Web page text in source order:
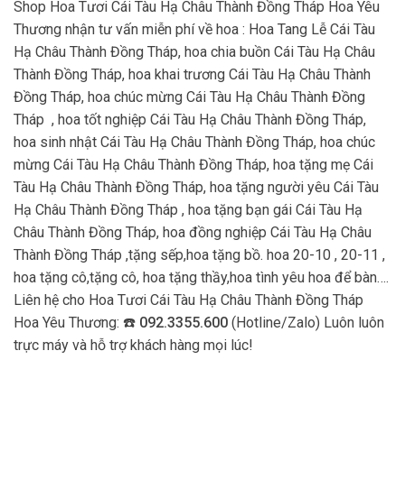
Shop Hoa Tươi Cái Tàu Hạ Châu Thành Đồng Tháp Hoa Yêu
Thương nhận tư vấn miễn phí về hoa : Hoa Tang Lễ Cái Tàu
Hạ Châu Thành Đồng Tháp, hoa chia buồn Cái Tàu Hạ Châu
Thành Đồng Tháp, hoa khai trương Cái Tàu Hạ Châu Thành
Đồng Tháp, hoa chúc mừng Cái Tàu Hạ Châu Thành Đồng
Tháp , hoa tốt nghiệp Cái Tàu Hạ Châu Thành Đồng Tháp,
hoa sinh nhật Cái Tàu Hạ Châu Thành Đồng Tháp, hoa chúc
mừng Cái Tàu Hạ Châu Thành Đồng Tháp, hoa tặng mẹ Cái
Tàu Hạ Châu Thành Đồng Tháp, hoa tặng người yêu Cái Tàu
Hạ Châu Thành Đồng Tháp , hoa tặng bạn gái Cái Tàu Hạ
Châu Thành Đồng Tháp, hoa đồng nghiệp Cái Tàu Hạ Châu
Thành Đồng Tháp ,tặng sếp,hoa tặng bồ. hoa 20-10 , 20-11 ,
hoa tặng cô,tặng cô, hoa tặng thầy,hoa tình yêu hoa để bàn….
Liên hệ cho Hoa Tươi Cái Tàu Hạ Châu Thành Đồng Tháp
Hoa Yêu Thương: ☎️ 092.3355.600 (Hotline/Zalo) Luôn luôn
trực máy và hỗ trợ khách hàng mọi lúc!